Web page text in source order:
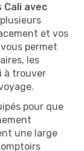
Cali avec
et vos
permet
les
à trouver
pour que
une large